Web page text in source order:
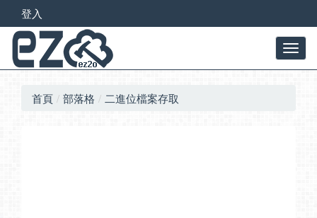
登入
首頁 部落格 二進位檔案存取